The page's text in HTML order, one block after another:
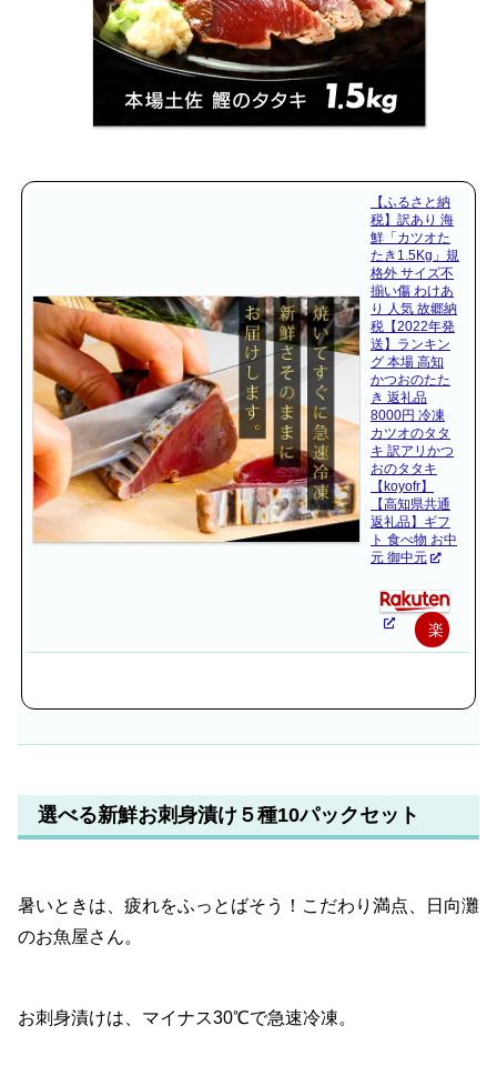
【ふるさと納
税】訳あり 海
鮮「カツオた
たき1.5Kg」規
格外 サイズ不
揃い傷 わけあ
り 人気 故郷納
税【2022年発
送】ランキン
グ 本場 高知
かつおのたた
き 返礼品
8000円 冷凍
カツオのタタ
キ 訳アリかつ
おのタタキ
【koyofr】
【高知県共通
返礼品】ギフ
ト 食べ物 お中
元 御中元
楽
選べる新鮮お刺身漬け５種10パックセット
暑いときは、疲れをふっとばそう！こだわり満点、日向灘
のお魚屋さん。
お刺身漬けは、マイナス30℃で急速冷凍。